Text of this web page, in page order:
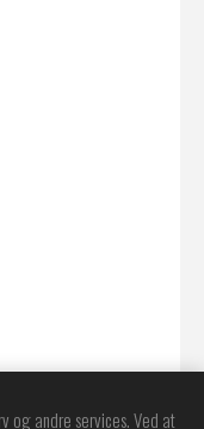
og andre services. Ved at